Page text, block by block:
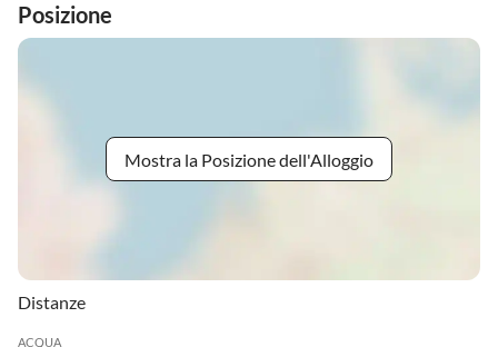
Posizione
Mostra la Posizione dell'Alloggio
Distanze
ACQUA